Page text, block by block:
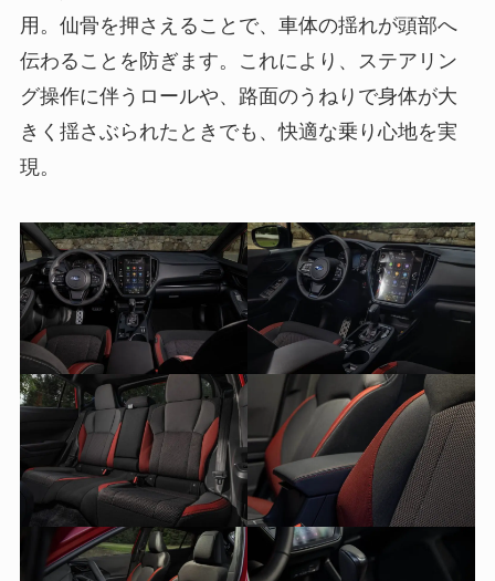
用。仙骨を押さえることで、車体の揺れが頭部へ
伝わることを防ぎます。これにより、ステアリン
グ操作に伴うロールや、路面のうねりで身体が大
きく揺さぶられたときでも、快適な乗り心地を実
現。